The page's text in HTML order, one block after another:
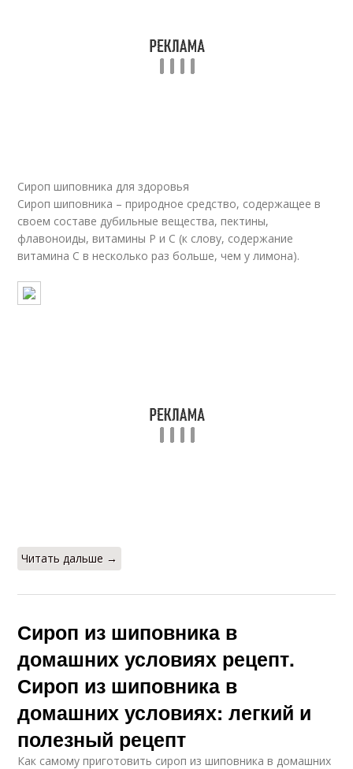
Сироп шиповника для здоровья
Сироп шиповника – природное средство, содержащее в
своем составе дубильные вещества, пектины,
флавоноиды, витамины Р и С (к слову, содержание
витамина С в несколько раз больше, чем у лимона).
Читать дальше →
Сироп из шиповника в
домашних условиях рецепт.
Сироп из шиповника в
домашних условиях: легкий и
полезный рецепт
Как самому приготовить сироп из шиповника в домашних